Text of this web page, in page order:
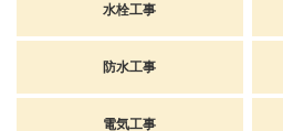
水栓工事
防水工事
電気工事